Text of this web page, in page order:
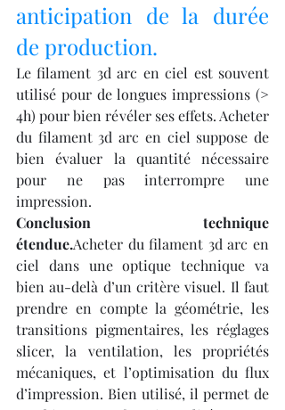
anticipation de la durée
de production.
Le filament 3d arc en ciel est souvent
utilisé pour de longues impressions (>
4h) pour bien révéler ses effets. Acheter
du filament 3d arc en ciel suppose de
bien évaluer la quantité nécessaire
pour ne pas interrompre une
impression.
Conclusion technique
étendue.Acheter du filament 3d arc en
ciel dans une optique technique va
bien au-delà d’un critère visuel. Il faut
prendre en compte la géométrie, les
transitions pigmentaires, les réglages
slicer, la ventilation, les propriétés
mécaniques, et l’optimisation du flux
d’impression. Bien utilisé, il permet de